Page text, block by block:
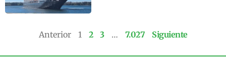
Anterior 1 2 3 … 7.027 Siguiente